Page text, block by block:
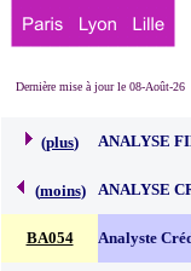
Dernière mise à jour le 08-Août-26
(plus) ANALYSE
(moins) ANALYSE
BA054 Analyste